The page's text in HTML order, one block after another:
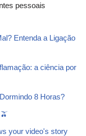
pessoais
Entenda a Ligação
a ciência por
8 Horas?
your video's story